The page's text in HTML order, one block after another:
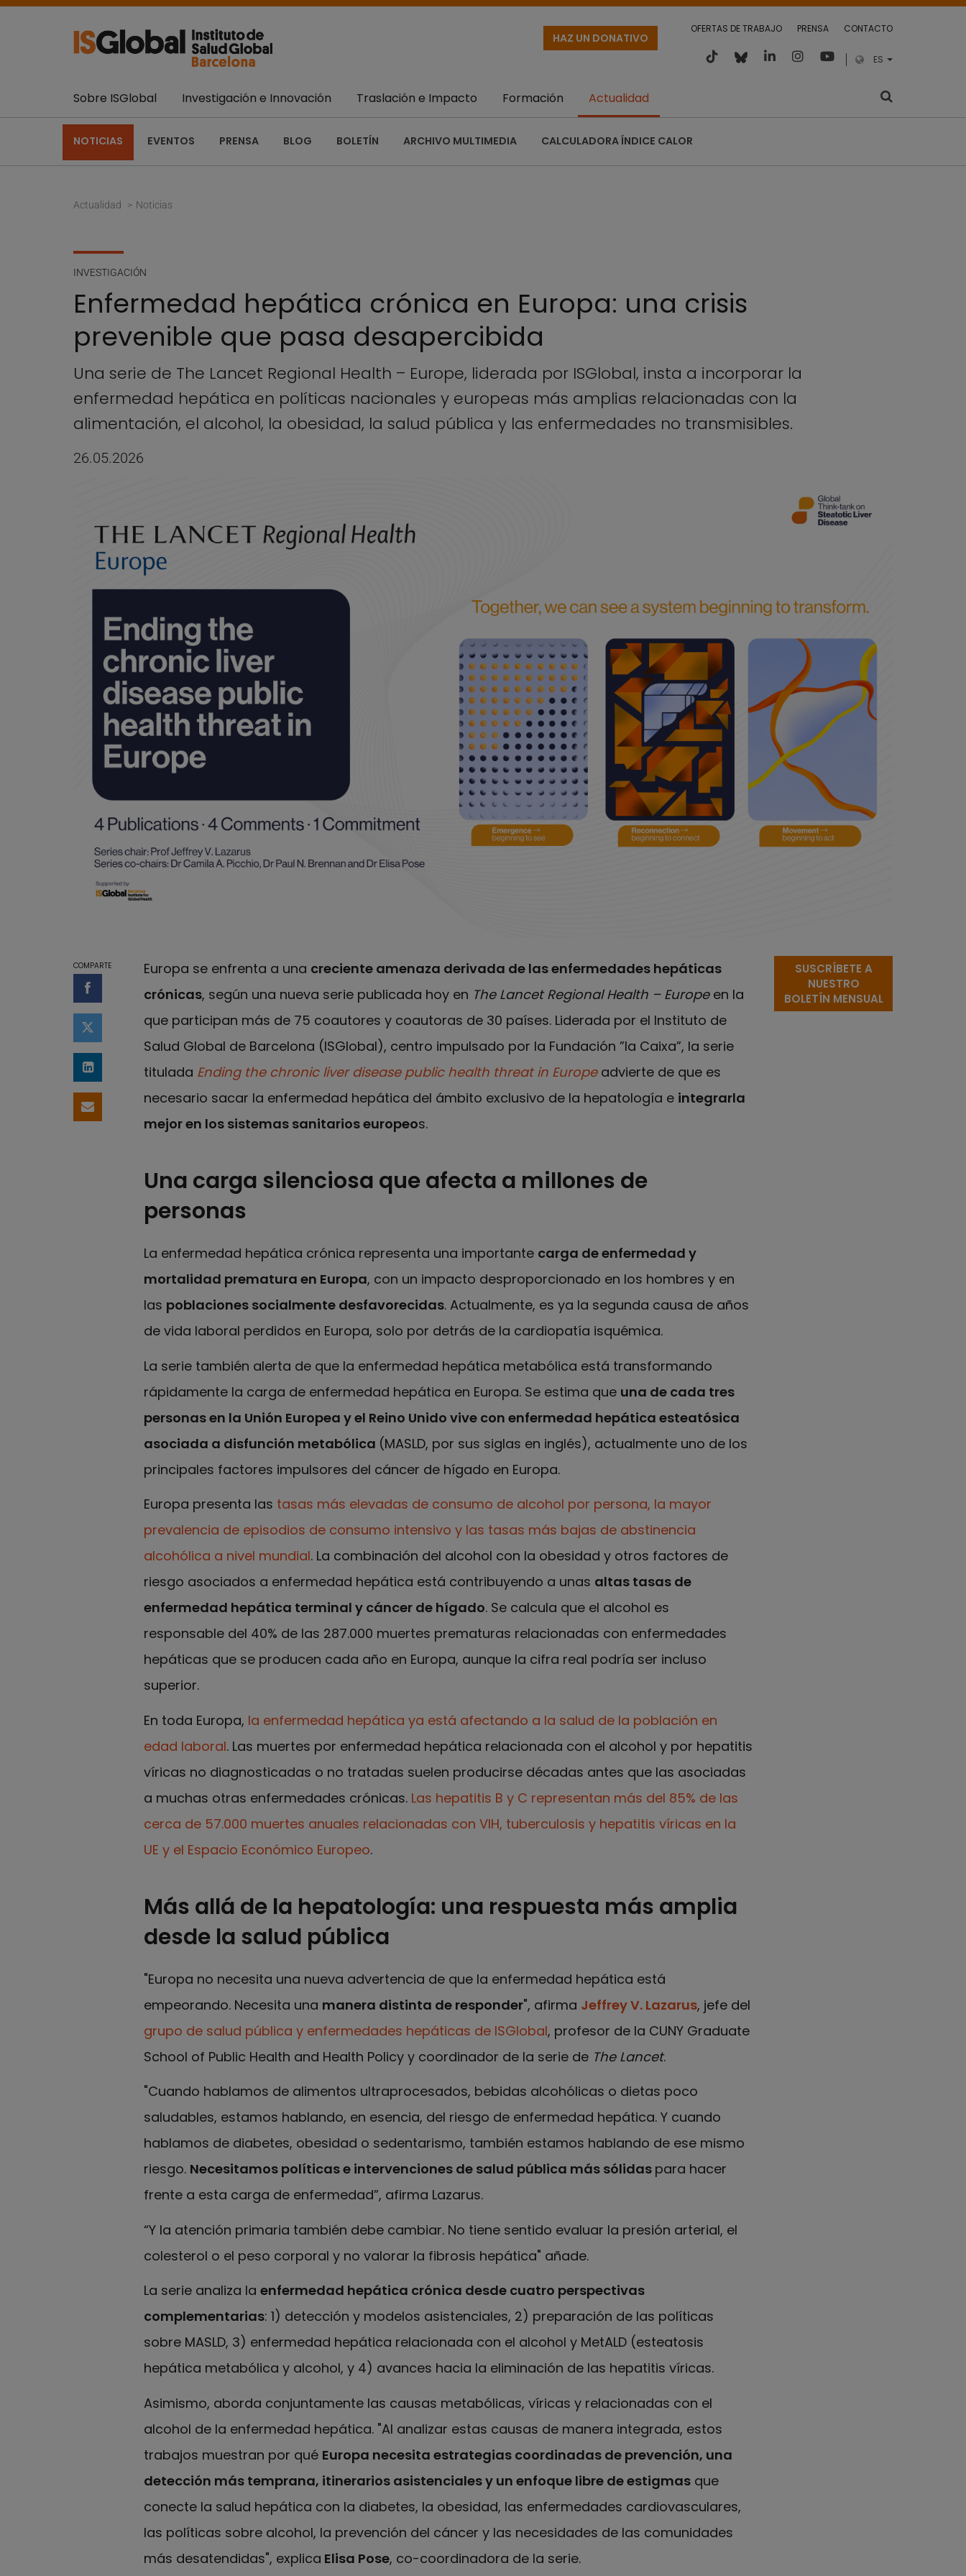
OFERTAS DE TRABAJO PRENSA CONTACTO
ES
HAZ UN DONATIVO
Sobre ISGlobal Investigación e Innovación Traslación e Impacto Formación Actualidad
NOTICIAS EVENTOS PRENSA BLOG BOLETÍN ARCHIVO MULTIMEDIA CALCULADORA ÍNDICE CALOR
Actualidad Noticias
INVESTIGACIÓN
Enfermedad hepática crónica en Europa: una crisis
prevenible que pasa desapercibida
Una serie de The Lancet Regional Health – Europe, liderada por ISGlobal, insta a incorporar la
enfermedad hepática en políticas nacionales y europeas más amplias relacionadas con la
alimentación, el alcohol, la obesidad, la salud pública y las enfermedades no transmisibles.
26.05.2026
COMPARTE
Compartir en Facebook
Compartir en Twitter
Compartir en LinkedIn
Compartir por email
Europa se enfrenta a una creciente amenaza derivada de las enfermedades hepáticas
crónicas, según una nueva serie publicada hoy en The Lancet Regional Health – Europeen la
que participan más de 75 coautores y coautoras de 30 países. Liderada por el Instituto de
Salud Global de Barcelona (ISGlobal), centro impulsado por la Fundación ”la Caixa”, la serie
titulada Ending the chronic liver disease public health threat in Europeadvierte de que es
necesario sacar la enfermedad hepática del ámbito exclusivo de la hepatología e integrarla
mejor en los sistemas sanitarios europeos.
Una carga silenciosa que afecta a millones de
personas
La enfermedad hepática crónica representa una importante carga de enfermedad y
mortalidad prematura en Europa, con un impacto desproporcionado en los hombres y en
las poblaciones socialmente desfavorecidas. Actualmente, es ya la segunda causa de años
de vida laboral perdidos en Europa, solo por detrás de la cardiopatía isquémica.
La serie también alerta de que la enfermedad hepática metabólica está transformando
rápidamente la carga de enfermedad hepática en Europa. Se estima que una de cada tres
personas en la Unión Europea y el Reino Unido vive con enfermedad hepática esteatósica
asociada a disfunción metabólica (MASLD, por sus siglas en inglés), actualmente uno de los
principales factores impulsores del cáncer de hígado en Europa.
Europa presenta las tasas más elevadas de consumo de alcohol por persona, la mayor
prevalencia de episodios de consumo intensivo y las tasas más bajas de abstinencia
alcohólica a nivel mundial. La combinación del alcohol con la obesidad y otros factores de
riesgo asociados a enfermedad hepática está contribuyendo a unas altas tasas de
enfermedad hepática terminal y cáncer de hígado. Se calcula que el alcohol es
responsable del 40% de las 287.000 muertes prematuras relacionadas con enfermedades
hepáticas que se producen cada año en Europa, aunque la cifra real podría ser incluso
superior.
En toda Europa, la enfermedad hepática ya está afectando a la salud de la población en
edad laboral. Las muertes por enfermedad hepática relacionada con el alcohol y por hepatitis
víricas no diagnosticadas o no tratadas suelen producirse décadas antes que las asociadas
a muchas otras enfermedades crónicas. Las hepatitis B y C representan más del 85% de las
cerca de 57.000 muertes anuales relacionadas con VIH, tuberculosis y hepatitis víricas en la
UE y el Espacio Económico Europeo.
Más allá de la hepatología: una respuesta más amplia
desde la salud pública
"Europa no necesita una nueva advertencia de que la enfermedad hepática está
empeorando. Necesita una manera distinta de responder", afirma Jeffrey V. Lazarus, jefe del
grupo de salud pública y enfermedades hepáticas de ISGlobal, profesor de la CUNY Graduate
School of Public Health and Health Policy y coordinador de la serie de The Lancet.
"Cuando hablamos de alimentos ultraprocesados, bebidas alcohólicas o dietas poco
saludables, estamos hablando, en esencia, del riesgo de enfermedad hepática. Y cuando
hablamos de diabetes, obesidad o sedentarismo, también estamos hablando de ese mismo
riesgo. Necesitamos políticas e intervenciones de salud pública más sólidas para hacer
frente a esta carga de enfermedad”, afirma Lazarus.
“Y la atención primaria también debe cambiar. No tiene sentido evaluar la presión arterial, el
colesterol o el peso corporal y no valorar la fibrosis hepática" añade.
La serie analiza la enfermedad hepática crónica desde cuatro perspectivas
complementarias: 1) detección y modelos asistenciales, 2) preparación de las políticas
sobre MASLD, 3) enfermedad hepática relacionada con el alcohol y MetALD (esteatosis
hepática metabólica y alcohol, y 4) avances hacia la eliminación de las hepatitis víricas.
Asimismo, aborda conjuntamente las causas metabólicas, víricas y relacionadas con el
alcohol de la enfermedad hepática. "Al analizar estas causas de manera integrada, estos
trabajos muestran por qué Europa necesita estrategias coordinadas de prevención, una
detección más temprana, itinerarios asistenciales y un enfoque libre de estigmasque
conecte la salud hepática con la diabetes, la obesidad, las enfermedades cardiovasculares,
las políticas sobre alcohol, la prevención del cáncer y las necesidades de las comunidades
más desatendidas", explica Elisa Pose, co-coordinadora de la serie.
SUSCRÍBETE A
NUESTRO
BOLETÍN MENSUAL